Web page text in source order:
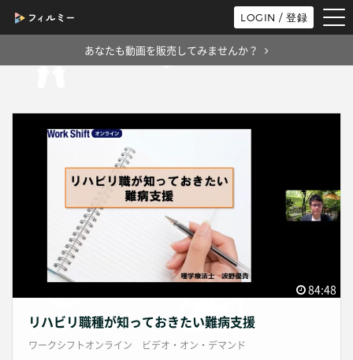
LOGIN / 登録
あなたも動画を販売してみませんか？
84:48
リハビリ職種が知っておきたい難病支援
ワークシフトオンライン ビデオ・オン・デマンド